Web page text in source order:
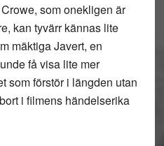
som onekligen är
kan tyvärr kännas lite
mäktiga Javert, en
få visa lite mer
som förstör i längden utan
i filmens händelserika